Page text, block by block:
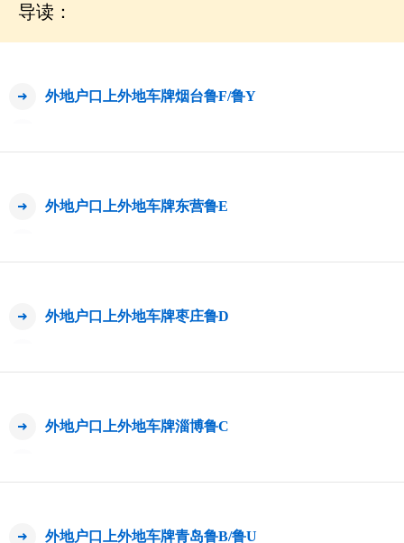
导读：
外地户口上外地车牌烟台鲁F/鲁Y
外地户口上外地车牌东营鲁E
外地户口上外地车牌枣庄鲁D
外地户口上外地车牌淄博鲁C
外地户口上外地车牌青岛鲁B/鲁U